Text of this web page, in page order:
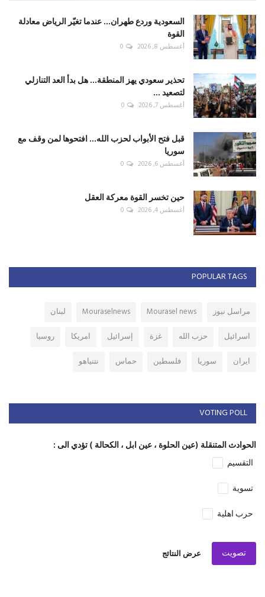
السعودية وردع طهران... عندما تغيّر الرياض معادلة
القوة
أغسطس 8, 2026 0
تحذير سعودي يهز المنطقة... هل بدأ العد التنازلي
لتصعيد ...
أغسطس 7, 2026 0
قبل فتح الأبواب لحزب الله... افتحوها لمن وقف مع
سوريا
أغسطس 6, 2026 0
حين تخسر القوة معركة العقل
أغسطس 4, 2026 0
POPULAR TAGS
مراسل نيوز Mourasel news
Mouraselnews
لبنان
اسرائيل
حزب الله غزة إسرائيل امريكا
روسيا
ايران
سوريا فلسطين حماس نتنياهو
VOTING POLL
الحوادث المتنقلة (عين الحلوة ، عين ابل ، الكحالة ) تؤدي الى :
التقسيم
تسوية
حرب اهلية
تصويت عرض النتائج